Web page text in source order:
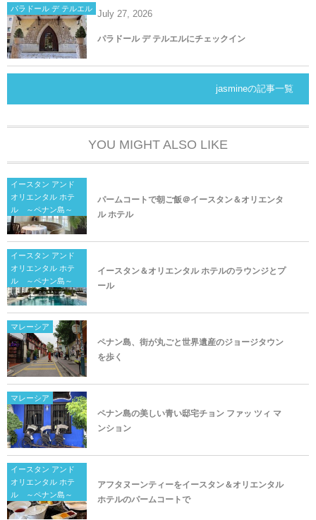
パラドール デ テルエル July 27, 2026
パラドール デ テルエルにチェックイン
jasmineの記事一覧
YOU MIGHT ALSO LIKE
イースタン アンド
オリエンタル ホテ
ル ～ペナン島～
パームコートで朝ご飯＠イースタン＆オリエンタ
ル ホテル
イースタン アンド
オリエンタル ホテ
ル ～ペナン島～
イースタン＆オリエンタル ホテルのラウンジとプ
ール
マレーシア
ペナン島、街が丸ごと世界遺産のジョージタウン
を歩く
マレーシア
ペナン島の美しい青い邸宅チョン ファッ ツィ マ
ンション
イースタン アンド
オリエンタル ホテ
ル ～ペナン島～
アフタヌーンティーをイースタン＆オリエンタル
ホテルのパームコートで